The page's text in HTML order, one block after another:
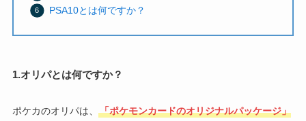
PSA10とは何ですか？
1.オリパとは何ですか？
ポケカのオリパは、
「ポケモンカードのオリジナルパッケージ」